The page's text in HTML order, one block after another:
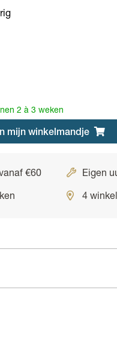
2 à 3 weken
mijnwinkelmandje
€60 Eigen
4